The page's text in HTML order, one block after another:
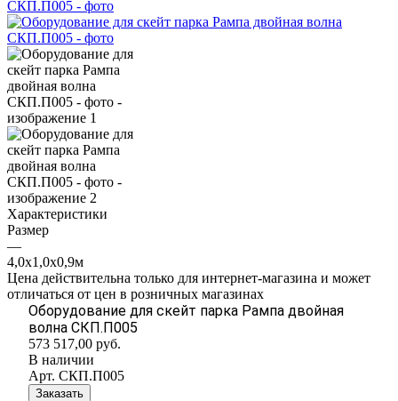
Характеристики
Размер
—
4,0х1,0х0,9м
Цена действительна только для интернет-магазина и может
отличаться от цен в розничных магазинах
Оборудование для скейт парка Рампа двойная
волна СКП.П005
573 517,00 руб.
В наличии
Арт. СКП.П005
Заказать